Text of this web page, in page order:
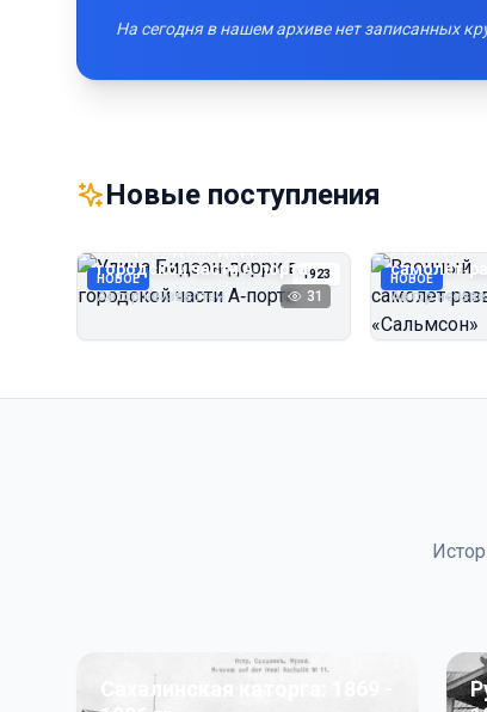
На сегодня в нашем архиве нет записанных
Новые поступления
НОВОЕ 1923
Улица Бидзэн‑дорри в
городской части А‑порта
Автор неизвестен 31
НОВОЕ
Военный
Автор
Сахалинская каторга: 1869 -